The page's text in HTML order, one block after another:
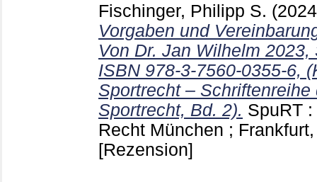
Fischinger, Philipp S.
Vorgaben und
Von Dr. Jan Wilhelm
ISBN 978-3-7560-0355-6,
Sportrecht –
Sportrecht, Bd. 2). SpuRT
Recht München ;
[Rezension]